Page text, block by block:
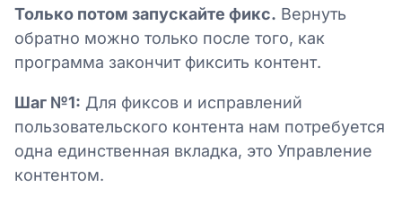
Только потом запускайте фикс. Вернуть
обратно можно только после того, как
программа закончит фиксить контент.
Шаг №1: Для фиксов и исправлений
пользовательского контента нам потребуется
одна единственная вкладка, это Управление
контентом.